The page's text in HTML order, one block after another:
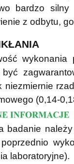
bardzo
z odbytu,
wykonania
niezmiernie
(0,14-
należy
laboratoryjne).